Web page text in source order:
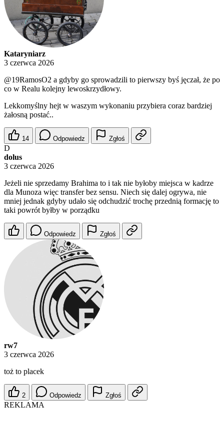
Kataryniarz
3 czerwca 2026
@19RamosO2 a gdyby go sprowadzili to pierwszy byś jęczał, że po
co w Realu kolejny lewoskrzydłowy.
Lekkomyślny hejt w waszym wykonaniu przybiera coraz bardziej
żałosną postać..
14 Odpowiedz Zgłoś
D
dolus
3 czerwca 2026
Jeżeli nie sprzedamy Brahima to i tak nie byłoby miejsca w kadrze
dla Munoza więc transfer bez sensu. Niech się dalej ogrywa, nie
mniej jednak gdyby udało się odchudzić trochę przednią formację to
taki powrót byłby w porządku
Odpowiedz Zgłoś
rw7
3 czerwca 2026
toż to placek
2 Odpowiedz Zgłoś
REKLAMA